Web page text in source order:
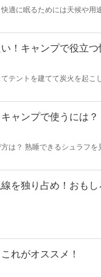
適に眠るためには天候や用
えて、自分にあったシュラ
！キャンプで役立
テントを建てて炭火を起こ
！ でも外でいつも通り眠
ャンプで使うには？
は？ 熟睡できるシュラフ
紹介します。
を独り占め！おもし
れがオススメ！